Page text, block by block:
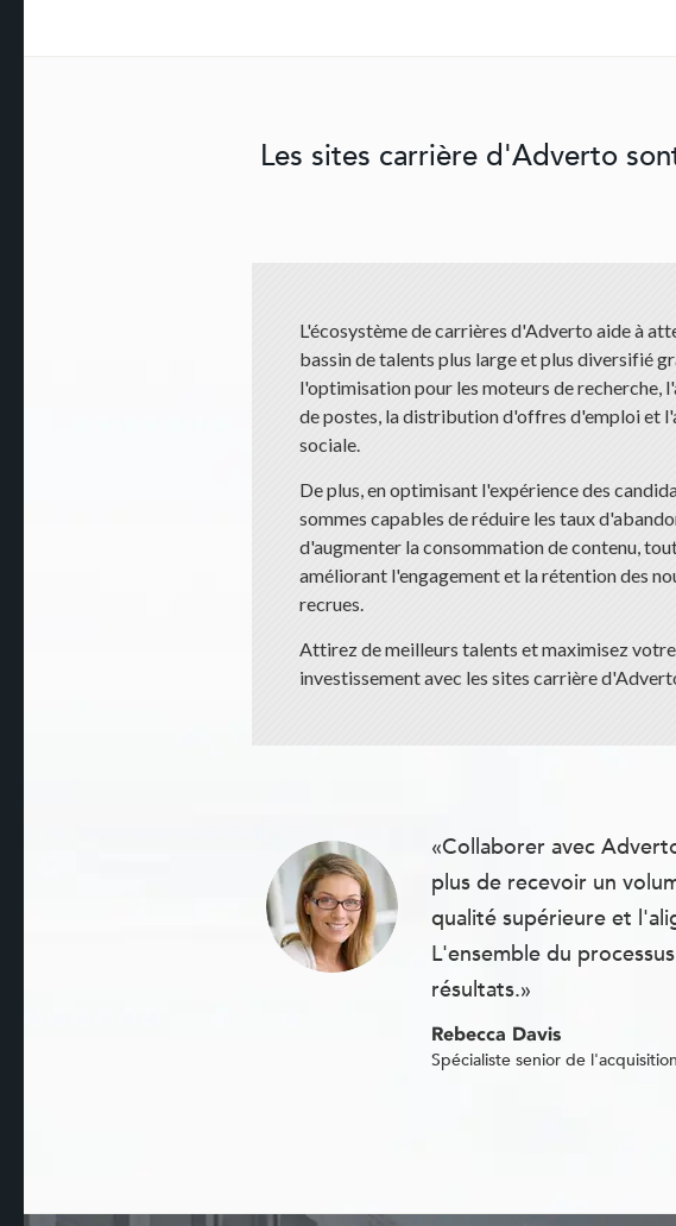
Les sites carrière d'Adverto
L'écosystème de carrières d'Adverto aide à
bassin de talents plus large et plus diversifié
l'optimisation pour les moteurs de recherche,
de postes, la distribution d'offres d'emploi et
sociale.
De plus, en optimisant l'expérience des
sommes capables de réduire les taux
d'augmenter la consommation de contenu,
améliorant l'engagement et la rétention des
recrues.
Attirez de meilleurs talents et maximisez
investissement avec les sites carrière
«Collaborer avec
plus de recevoir un
qualité supérieure et
L'ensemble du
résultats.»
Rebecca Davis
Spécialiste senior de